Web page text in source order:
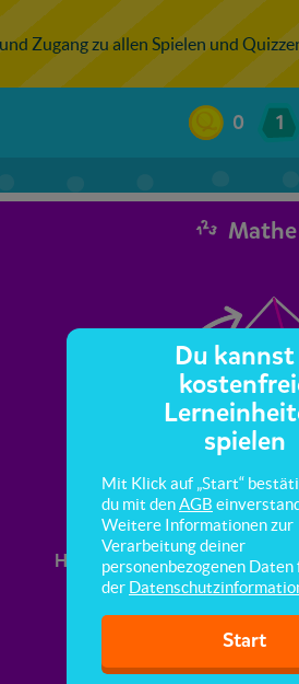
Zugang zu allen Spielen und
0 1
Mathe
Drehweite &
Hier lernst du, wie man den
die Drehweite
Du kannst
spielen
Mit Klick auf „Start“
du mit denAGB
Weitere Informationen zur
Verarbeitung deiner
personenbezogenen Daten
der
Start